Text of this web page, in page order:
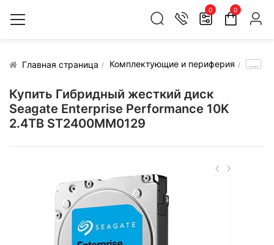
0 0
Главная страница Комплектующие и периферия .....
Купить Гибридный жесткий диск
Seagate Enterprise Performance 10K
2.4TB ST2400MM0129